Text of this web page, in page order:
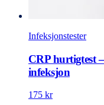
Infeksjonstester
CRP hurtigtest
infeksjon
175 kr